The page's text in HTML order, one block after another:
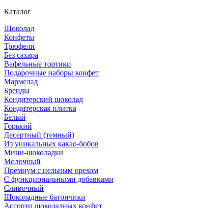
Каталог
Шоколад
Конфеты
Трюфели
Без сахара
Вафельные тортики
Подарочные наборы конфет
Мармелад
Бренды
Кондитерский шоколад
Кондитерская плитка
Белый
Горький
Десертный (темный)
Из уникальных какао-бобов
Мини-шоколадки
Молочный
Премиум с цельным орехом
С функциональными добавками
Сливочный
Шоколадные батончики
Ассорти шоколадных конфет